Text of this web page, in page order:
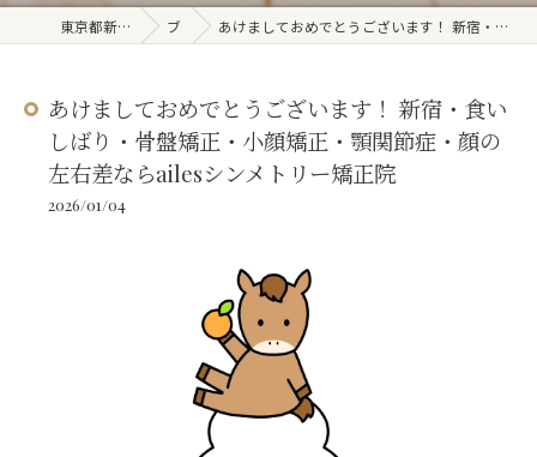
東京都新宿周辺の整体ならailes ブログ あけましておめでとうございます！ 新宿・食いしばり・骨盤矯正・小顔矯正・顎関節症・顔の左右差ならailesシンメトリー矯正院
あけましておめでとうございます！ 新宿・食い
しばり・骨盤矯正・小顔矯正・顎関節症・顔の
左右差ならailesシンメトリー矯正院
2026/01/04